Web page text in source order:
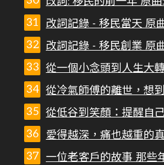
改詞記錄 - 移民當天 原
改詞記錄 - 移民創業 原
從一個小念頭到人生大
從冷氣師傅的離世，想
從低谷到笑顏：提醒自
愛得越深，痛也越重的
一位老客戶的故事 那些